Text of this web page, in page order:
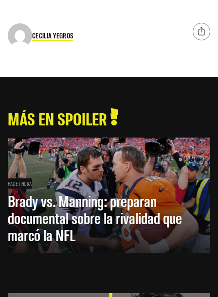
CECILIA YEGROS
MÁS EN SPOILER
HACE 1 HORA
Brady vs. Manning: preparan
documental sobre la rivalidad que
marcó la NFL